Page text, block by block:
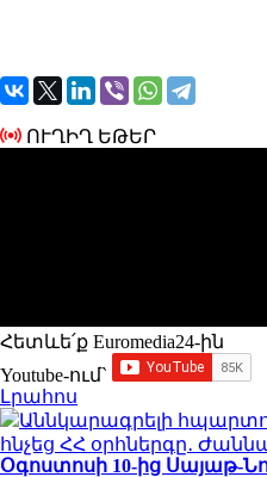
ՈՒՂԻՂ ԵԹԵՐ
Հետևե՛ք Euromedia24-ին
Youtube-ում`
Լրահոս
Աննկարագրելի
հնչեց ՀՀ օրհներգը․
Օգոստոսի 10-ից Սայաթ-